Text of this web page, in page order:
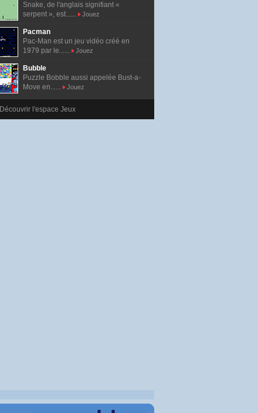
Snake, de l'anglais signifiant «
serpent », est......
Jouez
Pacman
Pac-Man est un jeu vidéo créé en
1979 par le......
Jouez
Bubble
Puzzle Bobble aussi appelée Bust-a-
Move en......
Jouez
Découvrir l'espace Jeux